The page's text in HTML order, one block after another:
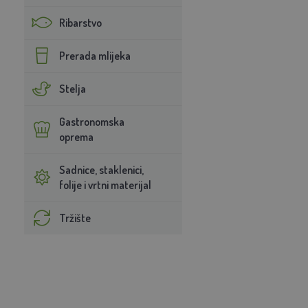
Ribarstvo
Prerada mlijeka
Stelja
Gastronomska
oprema
Sadnice, staklenici,
folije i vrtni materijal
Tržište